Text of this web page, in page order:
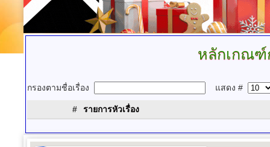
หลักเกณฑ์
กรองตามชื่อเรื่อง แสดง #
# รายการหัวเรื่อง